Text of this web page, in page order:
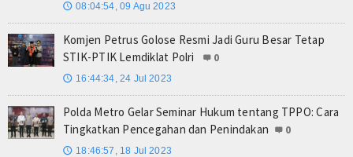
🕔 08:04:54, 09 Agu 2023
Komjen Petrus Golose Resmi Jadi Guru Besar Tetap
STIK-PTIK Lemdiklat Polri
0
🕔 16:44:34, 24 Jul 2023
Polda Metro Gelar Seminar Hukum tentang TPPO: Cara
Tingkatkan Pencegahan dan Penindakan
0
🕔 18:46:57, 18 Jul 2023